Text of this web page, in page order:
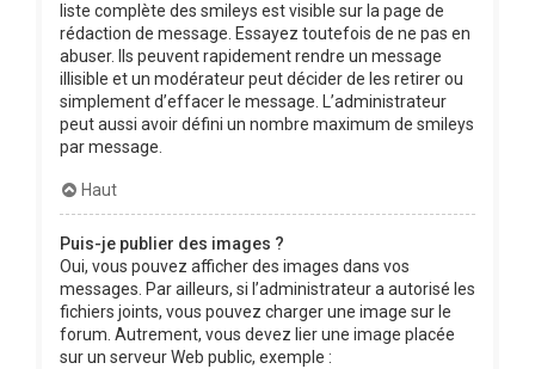
liste complète des smileys est visible sur la page de
rédaction de message. Essayez toutefois de ne pas en
abuser. Ils peuvent rapidement rendre un message
illisible et un modérateur peut décider de les retirer ou
simplement d’effacer le message. L’administrateur
peut aussi avoir défini un nombre maximum de smileys
par message.
Haut
Puis-je publier des images ?
Oui, vous pouvez afficher des images dans vos
messages. Par ailleurs, si l’administrateur a autorisé les
fichiers joints, vous pouvez charger une image sur le
forum. Autrement, vous devez lier une image placée
sur un serveur Web public, exemple :